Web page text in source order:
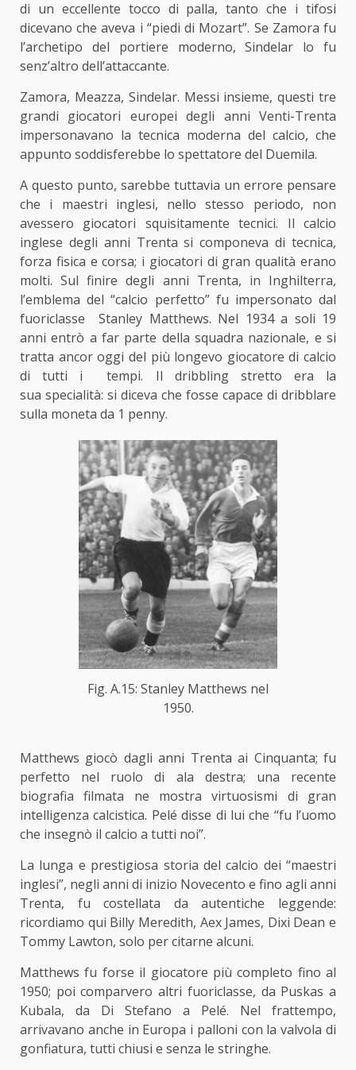
di un eccellente tocco di palla, tanto che i tifosi
dicevano che aveva i “piedi di Mozart”. Se Zamora fu
l’archetipo del portiere moderno, Sindelar lo fu
senz’altro dell’attaccante.
Zamora, Meazza, Sindelar. Messi insieme, questi tre
grandi giocatori europei degli anni Venti-Trenta
impersonavano la tecnica moderna del calcio, che
appunto soddisferebbe lo spettatore del Duemila.
A questo punto, sarebbe tuttavia un errore pensare
che i maestri inglesi, nello stesso periodo, non
avessero giocatori squisitamente tecnici. Il calcio
inglese degli anni Trenta si componeva di tecnica,
forza fisica e corsa; i giocatori di gran qualità erano
molti. Sul finire degli anni Trenta, in Inghilterra,
l’emblema del “calcio perfetto” fu impersonato dal
fuoriclasse Stanley Matthews. Nel 1934 a soli 19
anni entrò a far parte della squadra nazionale, e si
tratta ancor oggi del più longevo giocatore di calcio
di tutti i tempi. Il dribbling stretto era la
sua specialità: si diceva che fosse capace di dribblare
sulla moneta da 1 penny.
Fig. A.15: Stanley Matthews nel
1950.
Matthews giocò dagli anni Trenta ai Cinquanta; fu
perfetto nel ruolo di ala destra; una recente
biografia filmata ne mostra virtuosismi di gran
intelligenza calcistica. Pelé disse di lui che “fu l’uomo
che insegnò il calcio a tutti noi”.
La lunga e prestigiosa storia del calcio dei “maestri
inglesi”, negli anni di inizio Novecento e fino agli anni
Trenta, fu costellata da autentiche leggende:
ricordiamo qui Billy Meredith, Aex James, Dixi Dean e
Tommy Lawton, solo per citarne alcuni.
Matthews fu forse il giocatore più completo fino al
1950; poi comparvero altri fuoriclasse, da Puskas a
Kubala, da Di Stefano a Pelé. Nel frattempo,
arrivavano anche in Europa i palloni con la valvola di
gonfiatura, tutti chiusi e senza le stringhe.